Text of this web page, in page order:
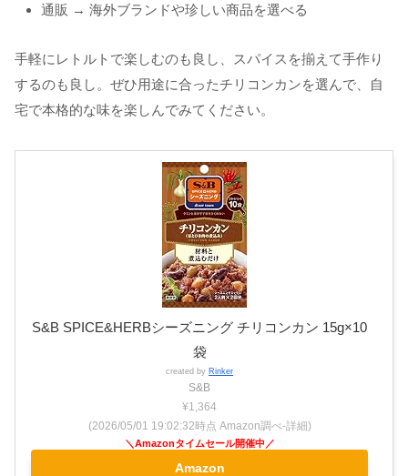
通販 → 海外ブランドや珍しい商品を選べる
手軽にレトルトで楽しむのも良し、スパイスを揃えて手作り
するのも良し。ぜひ用途に合ったチリコンカンを選んで、自
宅で本格的な味を楽しんでみてください。
S&B SPICE&HERBシーズニング チリコンカン 15g×10
袋
created by Rinker
S&B
¥1,364
(2026/05/01 19:02:32時点 Amazon調べ-詳細)
Amazon